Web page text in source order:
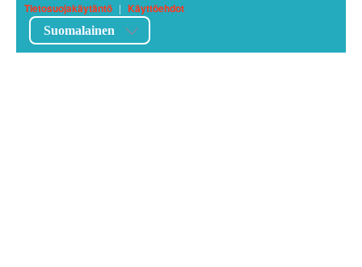
Tietosuojakäytäntö | Käyttöehdot
Suomalainen